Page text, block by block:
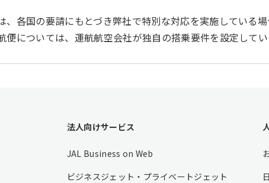
各国の要請にもとづき弊社で特別な対応を実施している場
便については、運航航空会社が独自の搭乗要件を設定して
法人向けサービス
JAL Business on Web
ビジネスジェット・プライベートジェット